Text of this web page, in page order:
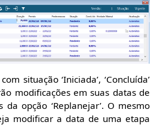
situação ‘Iniciada’, ‘Concluída’
modificações em suas datas de
opção ‘Replanejar’. O mesmo
modificar a data de uma etapa